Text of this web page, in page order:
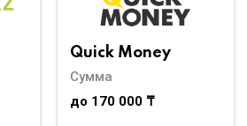
Quick Money
Сумма
до 170 000 ₸